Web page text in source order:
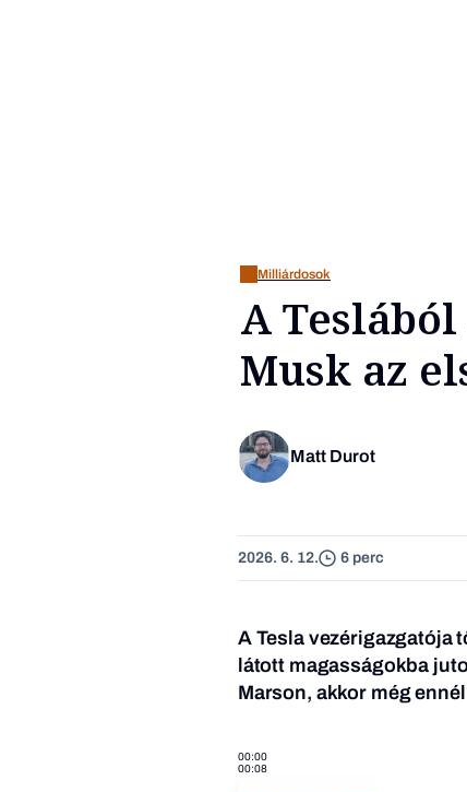
Milliárdosok
A
Musk az
Matt Durot
2026. 6. 12. 6 perc
A Tesla vezérigazgatója
látott magasságokba
Marson, akkor még
00:00
00:08